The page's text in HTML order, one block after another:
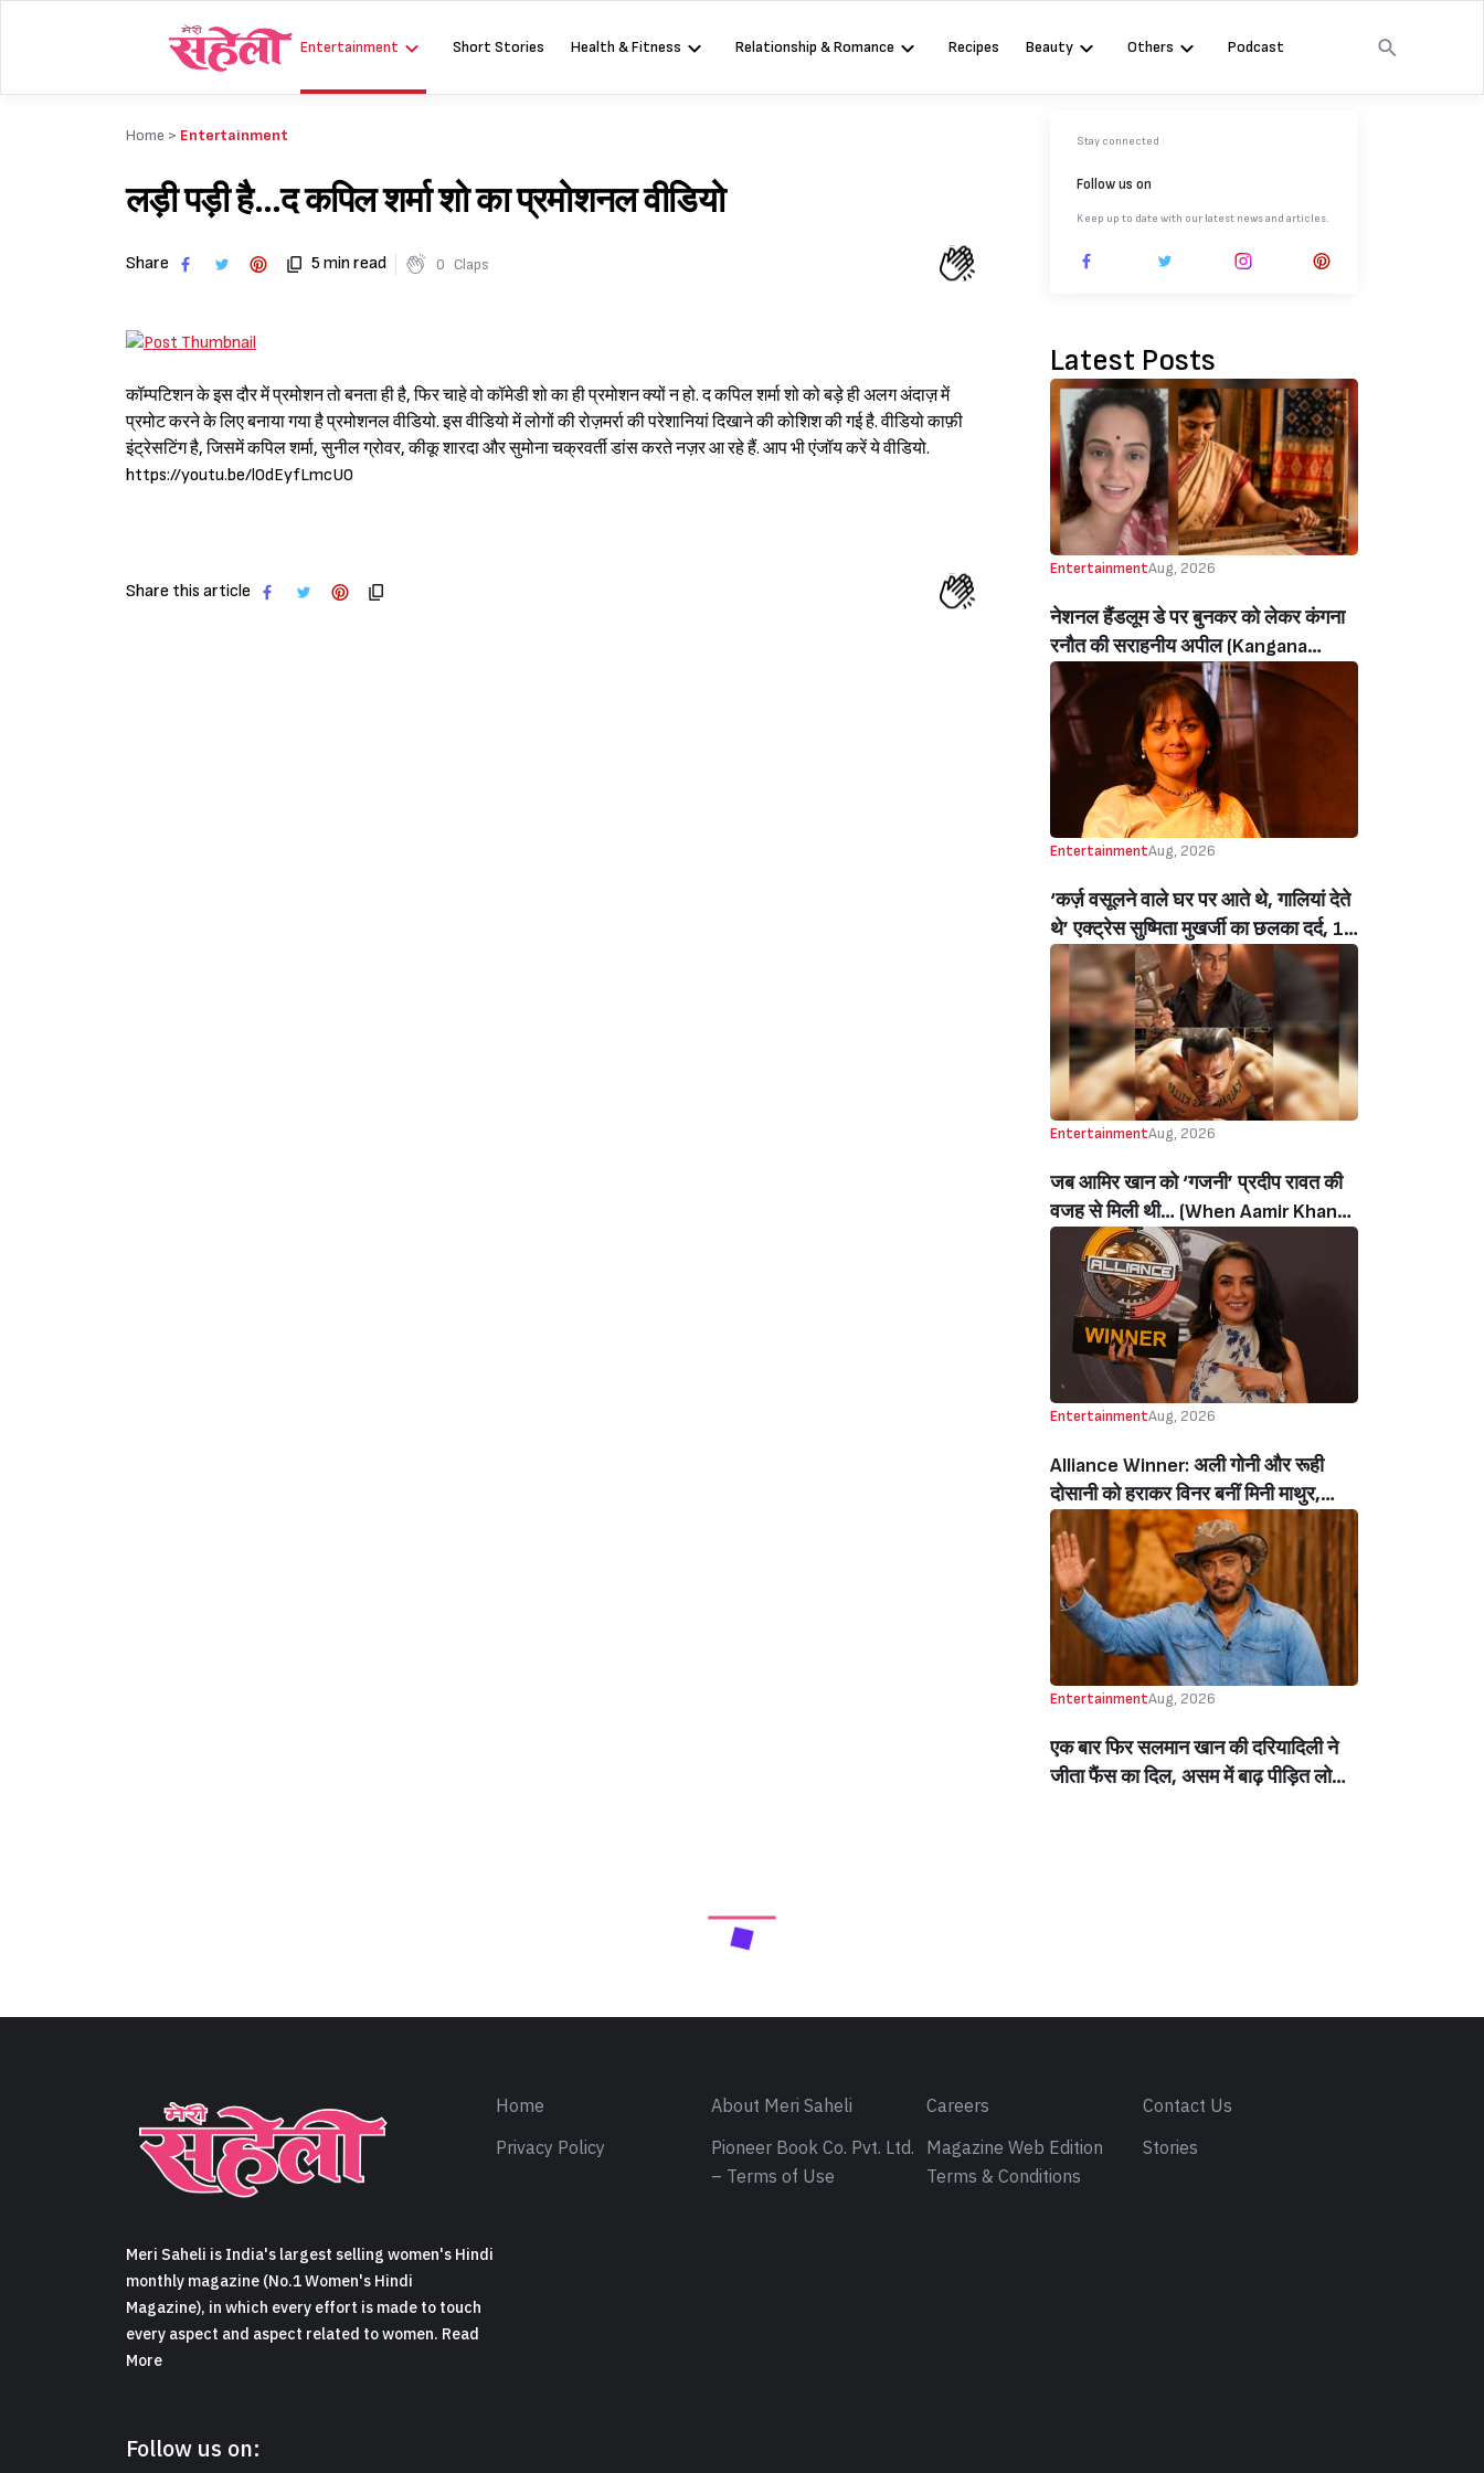
Entertainment Short Stories Health & Fitness Relationship & Romance Recipes Beauty Others Podcast
Home > Entertainment
लड़ी पड़ी है…द कपिल शर्मा शो का प्रमोशनल वीडियो
Share 5 min read 0 Claps
कॉम्पटिशन के इस दौर में प्रमोशन तो बनता ही है, फिर चाहे वो कॉमेडी शो का ही प्रमोशन क्यों न हो. द कपिल शर्मा शो को बड़े ही अलग अंदाज़ में
प्रमोट करने के लिए बनाया गया है प्रमोशनल वीडियो. इस वीडियो में लोगों की रोज़मर्रा की परेशानियां दिखाने की कोशिश की गई है. वीडियो काफ़ी
इंट्रेसटिंग है, जिसमें कपिल शर्मा, सुनील ग्रोवर, कीकू शारदा और सुमोना चक्रवर्ती डांस करते नज़र आ रहे हैं. आप भी एंजॉय करें ये वीडियो.
https://youtu.be/l0dEyfLmcU0
Share this article
Stay connected
Follow us on
Keep up to date with our latest news and articles.
Latest Posts
EntertainmentAug, 2026
नेशनल हैंडलूम डे पर बुनकर को लेकर कंगना
रनौत की सराहनीय अपील (Kangana
Ranaut’s Commendable Appeal
Regarding Weavers On National
Handloom Day)
EntertainmentAug, 2026
‘कर्ज़ वसूलने वाले घर पर आते थे, गालियां देते
थे’ एक्ट्रेस सुष्मिता मुखर्जी का छलका दर्द, 1
करोड़ का कर्ज उतारने के लिए करनी पड़ी थी
C ग्रेड फिल्में, बोलीं- ‘मैंने अपनी आत्मा बेच दी
थी’ (‘I Sold My Soul’ Actress
Sushmita Mukherjee Recalls Doing
C-Grade Films To Pay Loan)
EntertainmentAug, 2026
जब आमिर खान को ‘गजनी’ प्रदीप रावत की
वजह से मिली थी… (When Aamir Khan
Got ‘Ghajini’ Because Of Pradeep
Rawat)
EntertainmentAug, 2026
Alliance Winner: अली गोनी और रूही
दोसानी को हराकर विनर बनीं मिनी माथुर,
इनाम में मिले 50 लाख रुपये और चमचमाती ही
ट्रॉफी (Mini Mathur Lifts Trophy
Beats Aly Goni And Ruhee Dosani)
EntertainmentAug, 2026
एक बार फिर सलमान खान की दरियादिली ने
जीता फैंस का दिल, असम में बाढ़ पीड़ित लोगों
Meri Saheli is India's largest selling women's Hindi
monthly magazine (No.1 Women's Hindi
Magazine), in which every effort is made to touch
every aspect and aspect related to women. Read
More
Follow us on:
Home About Meri Saheli Careers
Contact Us
Privacy Policy
Pioneer Book Co. Pvt. Ltd.
– Terms of Use
Magazine Web Edition
Terms & Conditions
Stories